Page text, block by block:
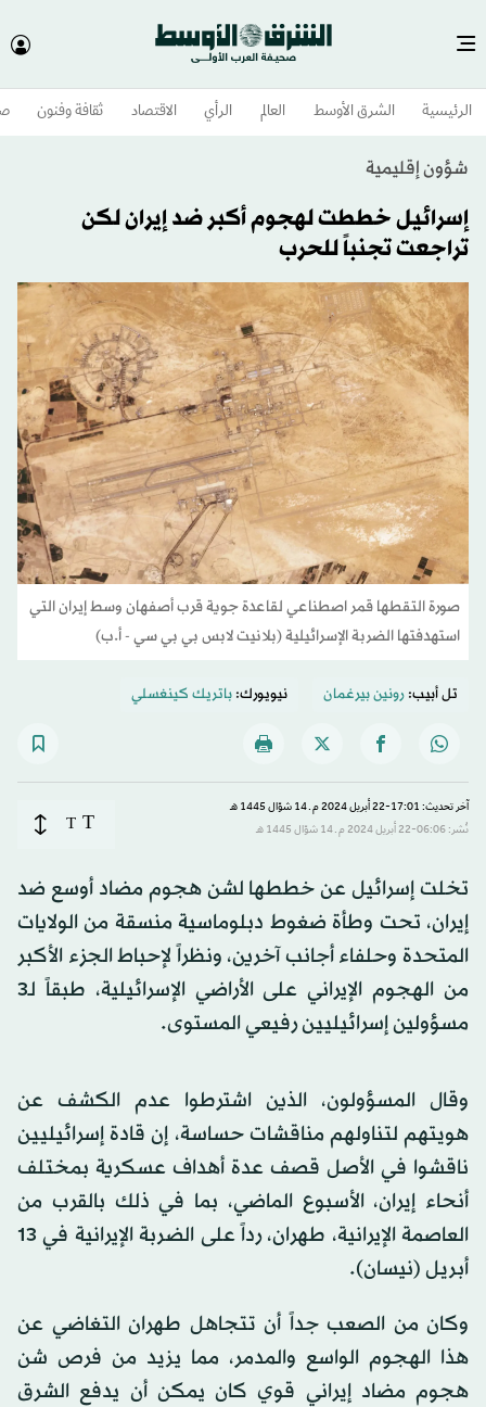
الرئيسية الشرق الأوسط​ العالم الرأي الاقتصاد ثقافة وفنون
شؤون إقليمية
إسرائيل خططت لهجوم أكبر ضد إيران لكن
تراجعت تجنباً للحرب
صورة التقطها قمر اصطناعي لقاعدة جوية قرب أصفهان وسط إيران التي
استهدفتها الضربة الإسرائيلية (بلانيت لابس بي بي سي - أ.ب)
تل أبيب:رونين بيرغمان نيويورك:باتريك كينغسلي
آخر تحديث: 17:01-22 أبريل 2024 م ـ 14 شوّال 1445 هـ
نُشر: 06:06-22 أبريل 2024 م ـ 14 شوّال 1445 هـ
T
T
تخلت إسرائيل عن خططها لشن هجوم مضاد أوسع ضد
إيران، تحت وطأة ضغوط دبلوماسية منسقة من الولايات
المتحدة وحلفاء أجانب آخرين، ونظراً لإحباط الجزء الأكبر
من الهجوم الإيراني على الأراضي الإسرائيلية، طبقاً لـ3
مسؤولين إسرائيليين رفيعي المستوى.
وقال المسؤولون، الذين اشترطوا عدم الكشف عن
هويتهم لتناولهم مناقشات حساسة، إن قادة إسرائيليين
ناقشوا في الأصل قصف عدة أهداف عسكرية بمختلف
أنحاء إيران، الأسبوع الماضي، بما في ذلك بالقرب من
العاصمة الإيرانية، طهران، رداً على الضربة الإيرانية في 13
أبريل (نيسان).
وكان من الصعب جداً أن تتجاهل طهران التغاضي عن
هذا الهجوم الواسع والمدمر، مما يزيد من فرص شن
هجوم مضاد إيراني قوي كان يمكن أن يدفع الشرق